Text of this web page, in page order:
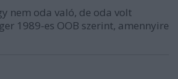
nem oda való, de oda volt
1989-es OOB szerint, amennyire